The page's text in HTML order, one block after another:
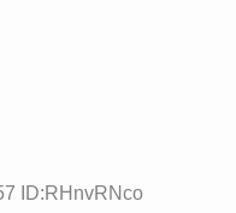
ID:RHnvRNco